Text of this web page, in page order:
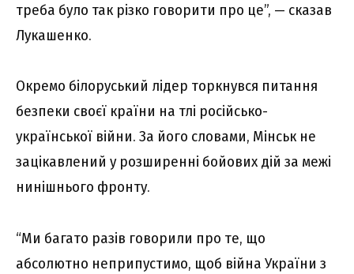
треба було так різко говорити про це”, — сказав
Лукашенко.
Окремо білоруський лідер торкнувся питання
безпеки своєї країни на тлі російсько-
української війни. За його словами, Мінськ не
зацікавлений у розширенні бойових дій за межі
нинішнього фронту.
“Ми багато разів говорили про те, що
абсолютно неприпустимо, щоб війна України з